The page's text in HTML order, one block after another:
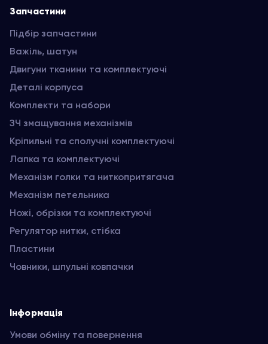
Запчастини
Підбір запчастини
Важіль, шатун
Двигуни тканини та комплектуючі
Деталі корпуса
Комплекти та набори
ЗЧ змащування механізмів
Кріпильні та сполучні комплектуючі
Лапка та комплектуючі
Механізм голки та ниткопритягача
Механізм петельника
Ножі, обрізки та комплектуючі
Регулятор нитки, стібка
Пластини
Човники, шпульні ковпачки
Інформація
Умови обміну та повернення